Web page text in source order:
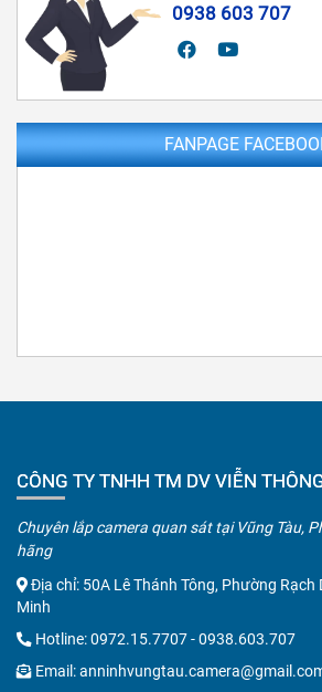
0938 603 707
FANPAGE
CÔNG TY TNHH TM DV VIỄN
Chuyên lắp camera quan sát tại Vũng Tàu,
hãng
Địa chỉ: 50A Lê Thánh Tông, Phường Rạch
Minh
Hotline:0972.15.7707-0938.603.707
Email: